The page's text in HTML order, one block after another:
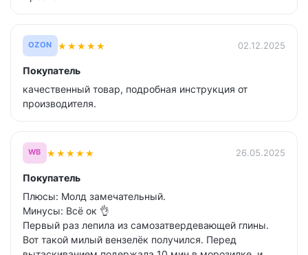
OZON ★★★★★ 02.12.2025
Покупатель
качественный товар, подробная инструкция от
производителя.
WB ★★★★★ 26.05.2025
Покупатель
Плюсы: Молд замечательный.
Минусы: Всё ок 👌
Первый раз лепила из самозатвердевающей глины.
Вот такой милый вензелёк получился. Перед